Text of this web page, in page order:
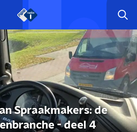
Spraakmakers: de
- deel 4